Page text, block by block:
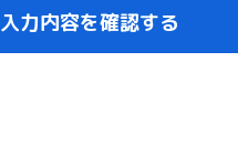
入力内容を確認する